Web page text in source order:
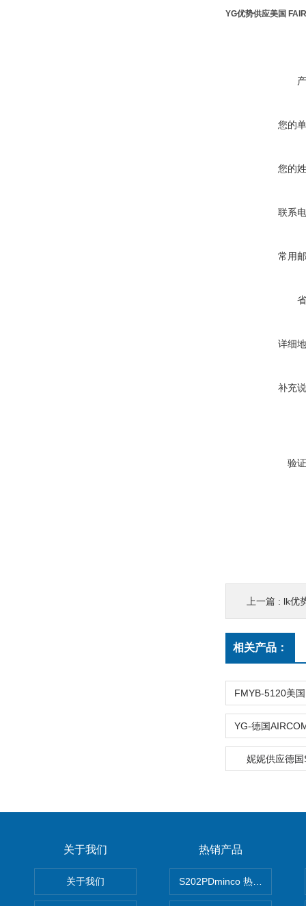
YG优势供应美国
您的
您的
联系
常用
详细
补充
验
上一篇 : lk优
相关产品：
妮妮供应德
关于我们
关于我们
热销产品
S202PDminco 热电阻